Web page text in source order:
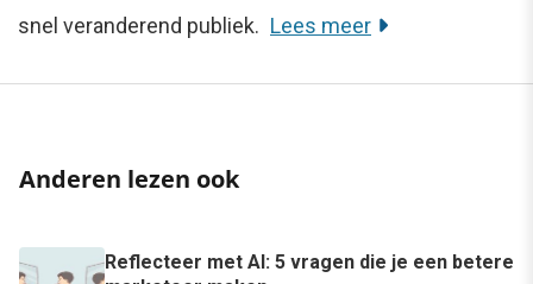
snel veranderend publiek. Lees meer
Anderen lezen ook
Reflecteer met AI: 5 vragen die je een betere